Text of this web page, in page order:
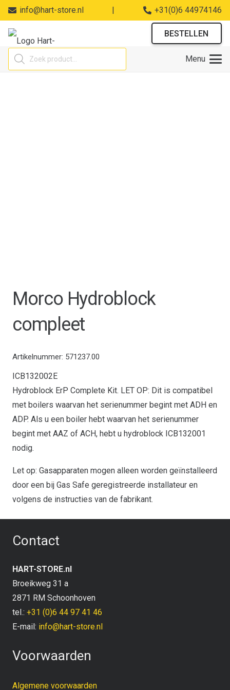
info@hart-store.nl | +31(0)6 44974146
BESTELLEN
Producten
zoeken
Menu
Morco Hydroblock
compleet
Artikelnummer: 571237.00
ICB132002E
Hydroblock ErP Complete Kit. LET OP: Dit is compatibel
met boilers waarvan het serienummer begint met ADH en
ADP. Als u een boiler hebt waarvan het serienummer
begint met AAZ of ACH, hebt u hydroblock ICB132001
nodig.
Let op: Gasapparaten mogen alleen worden geïnstalleerd
door een bij Gas Safe geregistreerde installateur en
volgens de instructies van de fabrikant.
Contact
HART-STORE.nl
Broeikweg 31 a
2871 RM Schoonhoven
tel.: +31 (0)6 44 97 41 46
E-mail: info@hart-store.nl
Voorwaarden
Algemene voorwaarden